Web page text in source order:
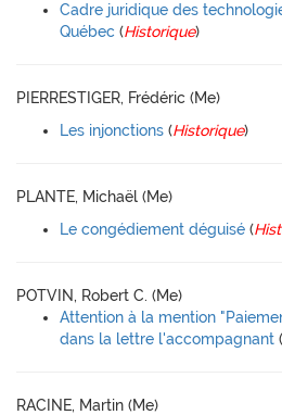
Cadre juridique des
Québec (Historique)
PIERRESTIGER, Frédéric (Me)
Les injonctions (Historique)
PLANTE, Michaël (Me)
Le congédiement déguisé (
POTVIN, Robert C. (Me)
Attention à la mention
dans la lettre l'accompagnant (
RACINE, Martin (Me)